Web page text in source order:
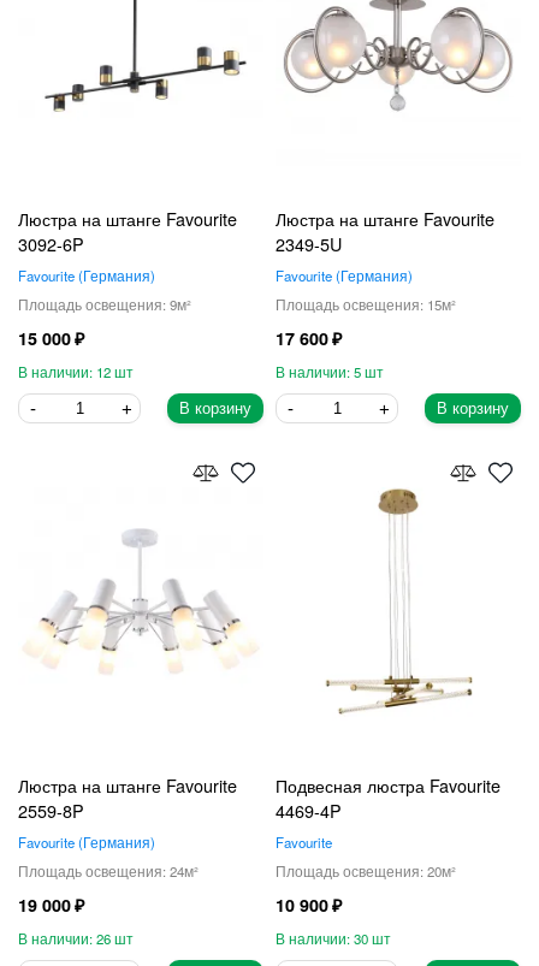
Люстра на штанге Favourite
3092-6P
Favourite Германия
9
15 000
12
В корзину
Люстра на штанге Favourite
2349-5U
Favourite Германия
15
17 600
5
В корзину
Люстра на штанге Favourite
2559-8P
Favourite Германия
24
19 000
26
Подвесная люстра Favourite
4469-4P
Favourite
20
10 900
30